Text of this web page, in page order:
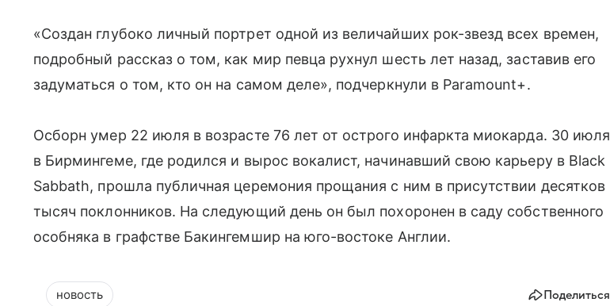
«Создан глубоко личный портрет одной из величайших рок-звезд всех времен,
подробный рассказ о том, как мир певца рухнул шесть лет назад, заставив его
задуматься о том, кто он на самом деле», подчеркнули в Paramount+.
Осборн умер 22 июля в возрасте 76 лет от острого инфаркта миокарда. 30 июля
в Бирмингеме, где родился и вырос вокалист, начинавший свою карьеру в Black
Sabbath, прошла публичная церемония прощания с ним в присутствии десятков
тысяч поклонников. На следующий день он был похоронен в саду собственного
особняка в графстве Бакингемшир на юго-востоке Англии.
новость Поделиться